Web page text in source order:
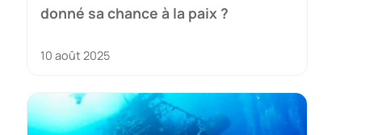
donné sa chance à la paix ?
10 août 2025